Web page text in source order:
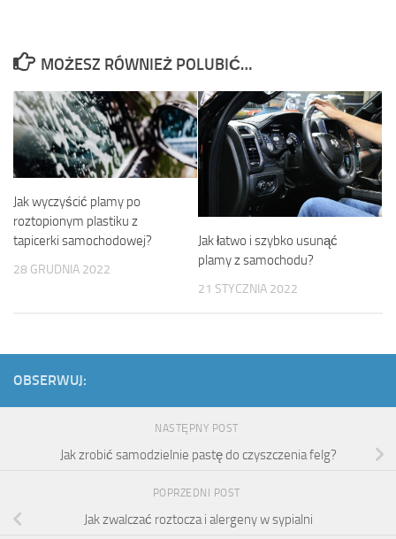
MOŻESZ RÓWNIEŻ POLUBIĆ…
Jak wyczyścić plamy po
roztopionym plastiku z
tapicerki samochodowej?
28 GRUDNIA 2022
Jak łatwo i szybko usunąć
plamy z samochodu?
21 STYCZNIA 2022
OBSERWUJ:
NASTĘPNY POST
Jak zrobić samodzielnie pastę do czyszczenia felg?
POPRZEDNI POST
Jak zwalczać roztocza i alergeny w sypialni